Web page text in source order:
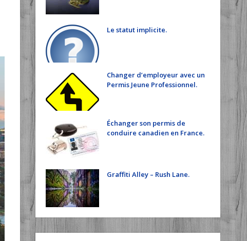
Le statut implicite.
Changer d’employeur avec un
Permis Jeune Professionnel.
Échanger son permis de
conduire canadien en France.
Graffiti Alley – Rush Lane.